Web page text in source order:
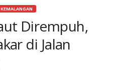
Dirempuh,
di Jalan